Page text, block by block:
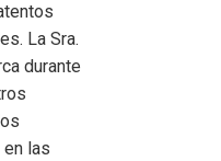
La Sra.
durante
las